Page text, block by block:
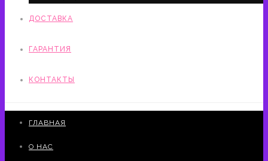
ДОСТАВКА
ГАРАНТИЯ
КОНТАКТЫ
ГЛАВНАЯ
О НАС